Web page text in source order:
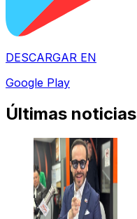
DESCARGAR EN
Google Play
Últimas noticias